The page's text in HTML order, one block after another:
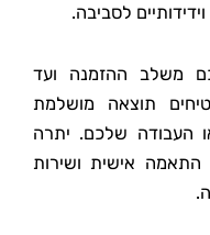
לסביבה.
משלב ההזמנה ועד
תוצאה מושלמת
העבודה שלכם. יתרה
אישית ושירות